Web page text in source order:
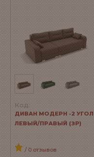
Код:
ДИВАН МОДЕРН -2 УГОЛ
ЛЕВЫЙ/ПРАВЫЙ (ЗР)
/ 0 отзывов